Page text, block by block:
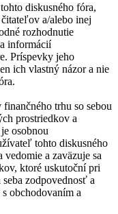
diskusného fóra,
a/alebo inej
rozhodnutie
informácií
Príspevky jeho
ich vlastný názor a nie
trhu so sebou
prostriedkov a
osobnou
tohto diskusného
a zaväzuje sa
ktoré uskutoční pri
zodpovednosť a
obchodovaním a